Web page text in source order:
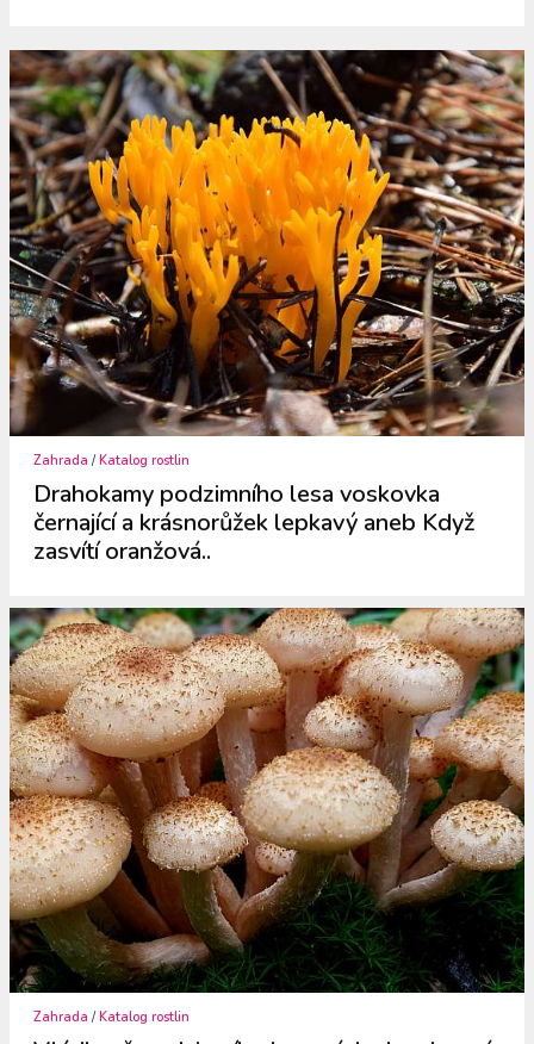
Zahrada / Katalog rostlin
Drahokamy podzimního lesa voskovka
černající a krásnorůžek lepkavý aneb Když
zasvítí oranžová..
Zahrada /Katalog rostlin